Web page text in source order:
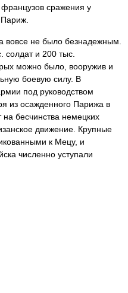
сражения у
вовсе не было безнадежным.
солдат и 200 тыс.
можно было, вооружив и
боевую силу. В
под руководством
из осажденного Парижа в
бесчинства немецких
движение. Крупные
к Мецу, и
численно уступали